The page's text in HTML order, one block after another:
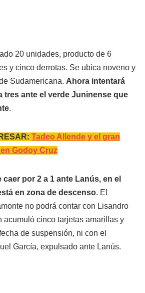
20 unidades, producto de 6
y cinco derrotas. Se ubica noveno y
Sudamericana. Ahora intentará
tres ante el verde Juninense que
.
Tadeo Allende y el gran
Godoy Cruz
por 2 a 1 ante Lanús, en el
en zona de descenso. El
no podrá contar con Lisandro
acumuló cinco tarjetas amarillas y
de suspensión, ni con el
García, expulsado ante Lanús.